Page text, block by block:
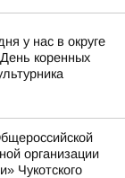
у нас в округе
коренных
организации
Чукотского